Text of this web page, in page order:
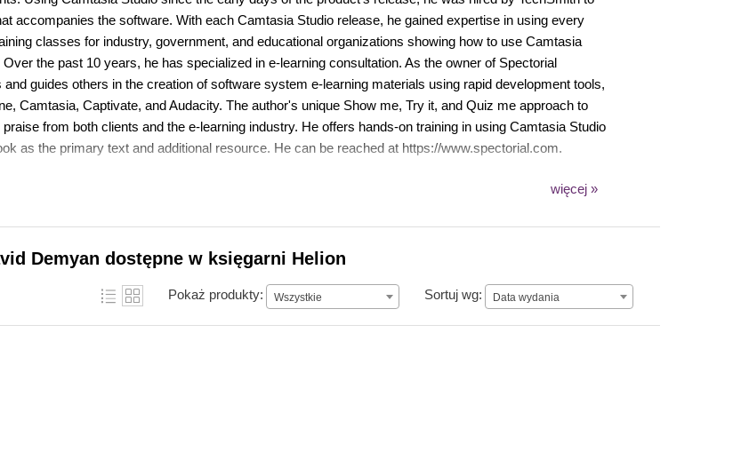
accompanies the software. With each Camtasia Studio release, he gained expertise in using every
classes for industry, government, and educational organizations showing how to use Camtasia
the past 10 years, he has specialized in e-learning consultation. As the owner of Spectorial
guides others in the creation of software system e-learning materials using rapid development tools,
Camtasia, Captivate, and Audacity. The author's unique Show me, Try it, and Quiz me approach to
from both clients and the e-learning industry. He offers hands-on training in using Camtasia Studio
as the primary text and additional resource. He can be reached at https://www.spectorial.com.
więcej »
Demyan dostępne w księgarni Helion
Pokaż produkty: Wszystkie Sortuj wg: Data wydania
Data wydania